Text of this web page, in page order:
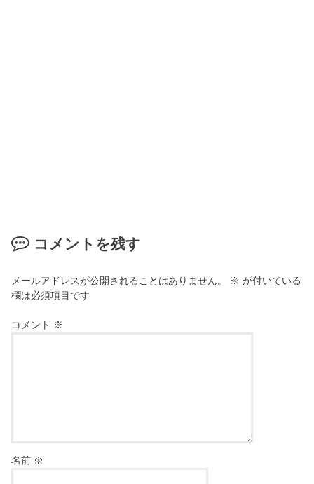
コメントを残す
メールアドレスが公開されることはありません。 ※ が付いている
欄は必須項目です
コメント ※
名前 ※